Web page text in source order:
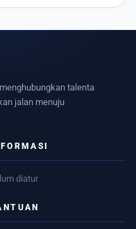
talenta
jalan menuju
diatur